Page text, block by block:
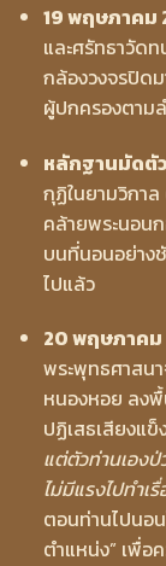
19 พฤษภาคม
และศรัทธาวัด
กล้องวงจรปิด
ผู้ปกครองตาม
หลักฐานมัดตั
กุฏิในยามวิกาล
คล้ายพระนอน
บนที่นอนอย่าง
ไปแล้ว
20 พฤษภาคม
พระพุทธศาสน
หนองหอย ลงพื้
ปฏิเสธเสียงแข็
แต่ตัวท่านเอง
ไม่มีแรงไปทำเ
ตอนท่านไปนอ
ตำแหน่ง” เพื่อ